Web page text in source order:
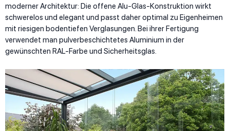
moderner Architektur: Die offene Alu-Glas-Konstruktion wirkt
schwerelos und elegant und passt daher optimal zu Eigenheimen
mit riesigen bodentiefen Verglasungen. Bei ihrer Fertigung
verwendet man pulverbeschichtetes Aluminium in der
gewünschten RAL-Farbe und Sicherheitsglas.